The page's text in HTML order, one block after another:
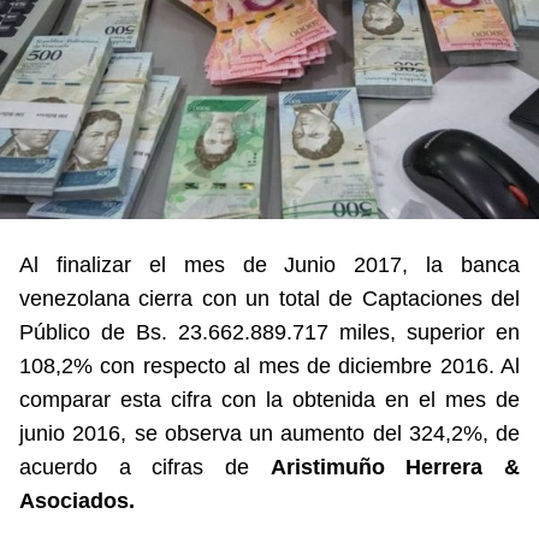
Al finalizar el mes de Junio 2017, la banca
venezolana cierra con un total de Captaciones del
Público de Bs. 23.662.889.717 miles, superior en
108,2% con respecto al mes de diciembre 2016. Al
comparar esta cifra con la obtenida en el mes de
junio 2016, se observa un aumento del 324,2%, de
acuerdo a cifras de Aristimuño Herrera &
Asociados.